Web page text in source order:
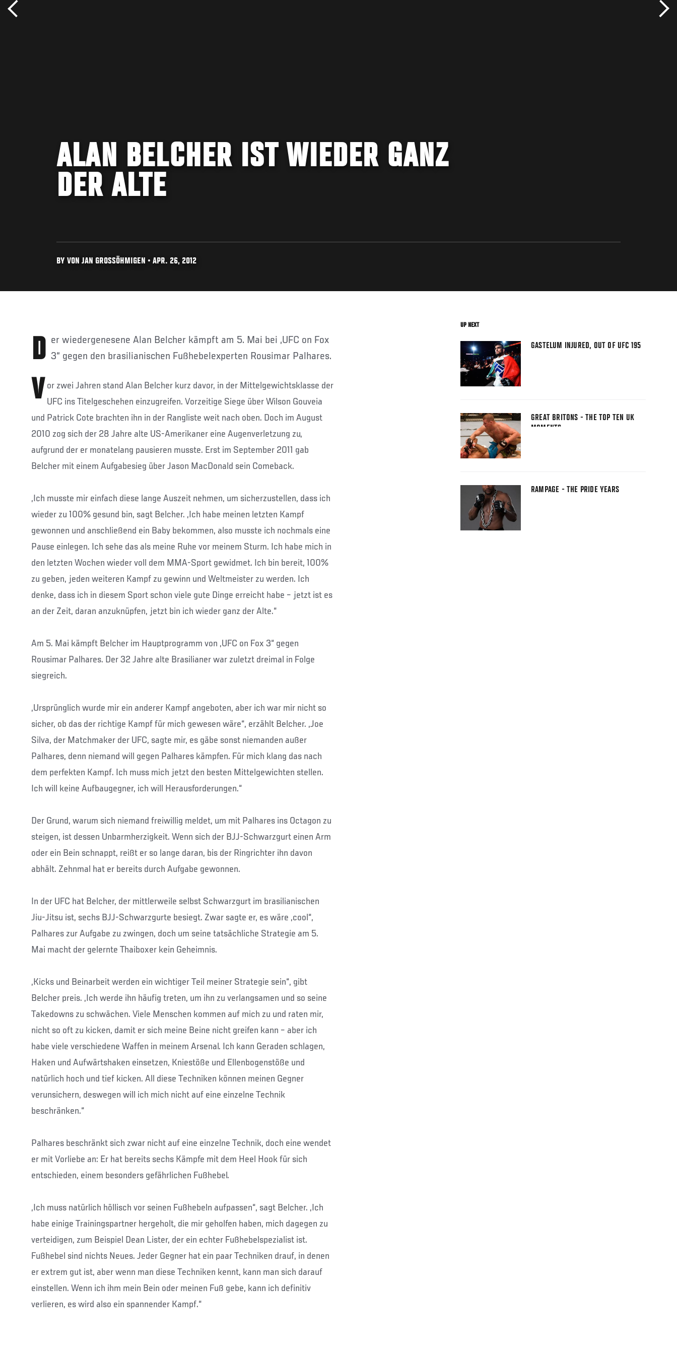
ALAN BELCHER IST WIEDER GANZ
DER ALTE
BY VON JAN GROSSÖHMIGEN • APR. 26, 2012
Der wiedergenesene Alan Belcher kämpft am 5. Mai bei „UFC on Fox 3“ gegen den brasilianischen Fußhebelexperten Rousimar Palhares.
V or zwei Jahren stand Alan Belcher kurz davor, in der Mittelgewichtsklasse der
UFC ins Titelgeschehen einzugreifen. Vorzeitige Siege über Wilson Gouveia
und Patrick Cote brachten ihn in der Rangliste weit nach oben. Doch im August
2010 zog sich der 28 Jahre alte US-Amerikaner eine Augenverletzung zu,
aufgrund der er monatelang pausieren musste. Erst im September 2011 gab
Belcher mit einem Aufgabesieg über Jason MacDonald sein Comeback.
„Ich musste mir einfach diese lange Auszeit nehmen, um sicherzustellen, dass ich
wieder zu 100% gesund bin, sagt Belcher. „Ich habe meinen letzten Kampf
gewonnen und anschließend ein Baby bekommen, also musste ich nochmals eine
Pause einlegen. Ich sehe das als meine Ruhe vor meinem Sturm. Ich habe mich in
den letzten Wochen wieder voll dem MMA-Sport gewidmet. Ich bin bereit, 100%
zu geben, jeden weiteren Kampf zu gewinn und Weltmeister zu werden. Ich
denke, dass ich in diesem Sport schon viele gute Dinge erreicht habe – jetzt ist es
an der Zeit, daran anzuknüpfen, jetzt bin ich wieder ganz der Alte.“
Am 5. Mai kämpft Belcher im Hauptprogramm von „UFC on Fox 3“ gegen
Rousimar Palhares. Der 32 Jahre alte Brasilianer war zuletzt dreimal in Folge
siegreich.
„Ursprünglich wurde mir ein anderer Kampf angeboten, aber ich war mir nicht so
sicher, ob das der richtige Kampf für mich gewesen wäre“, erzählt Belcher. „Joe
Silva, der Matchmaker der UFC, sagte mir, es gäbe sonst niemanden außer
Palhares, denn niemand will gegen Palhares kämpfen. Für mich klang das nach
dem perfekten Kampf. Ich muss mich jetzt den besten Mittelgewichten stellen.
Ich will keine Aufbaugegner, ich will Herausforderungen.“
Der Grund, warum sich niemand freiwillig meldet, um mit Palhares ins Octagon zu
steigen, ist dessen Unbarmherzigkeit. Wenn sich der BJJ-Schwarzgurt einen Arm
oder ein Bein schnappt, reißt er so lange daran, bis der Ringrichter ihn davon
abhält. Zehnmal hat er bereits durch Aufgabe gewonnen.
In der UFC hat Belcher, der mittlerweile selbst Schwarzgurt im brasilianischen
Jiu-Jitsu ist, sechs BJJ-Schwarzgurte besiegt. Zwar sagte er, es wäre „cool“,
Palhares zur Aufgabe zu zwingen, doch um seine tatsächliche Strategie am 5.
Mai macht der gelernte Thaiboxer kein Geheimnis.
„Kicks und Beinarbeit werden ein wichtiger Teil meiner Strategie sein“, gibt
Belcher preis. „Ich werde ihn häufig treten, um ihn zu verlangsamen und so seine
Takedowns zu schwächen. Viele Menschen kommen auf mich zu und raten mir,
nicht so oft zu kicken, damit er sich meine Beine nicht greifen kann – aber ich
habe viele verschiedene Waffen in meinem Arsenal. Ich kann Geraden schlagen,
Haken und Aufwärtshaken einsetzen, Kniestöße und Ellenbogenstöße und
natürlich hoch und tief kicken. All diese Techniken können meinen Gegner
verunsichern, deswegen will ich mich nicht auf eine einzelne Technik
beschränken.“
Palhares beschränkt sich zwar nicht auf eine einzelne Technik, doch eine wendet
er mit Vorliebe an: Er hat bereits sechs Kämpfe mit dem Heel Hook für sich
entschieden, einem besonders gefährlichen Fußhebel.
„Ich muss natürlich höllisch vor seinen Fußhebeln aufpassen“, sagt Belcher. „Ich
habe einige Trainingspartner hergeholt, die mir geholfen haben, mich dagegen zu
verteidigen, zum Beispiel Dean Lister, der ein echter Fußhebelspezialist ist.
Fußhebel sind nichts Neues. Jeder Gegner hat ein paar Techniken drauf, in denen
er extrem gut ist, aber wenn man diese Techniken kennt, kann man sich darauf
einstellen. Wenn ich ihm mein Bein oder meinen Fuß gebe, kann ich definitiv
verlieren, es wird also ein spannender Kampf.“
UP NEXT
GASTELUM INJURED, OUT OF UFC 195
GREAT BRITONS - THE TOP TEN UK
MOMENTS
RAMPAGE - THE PRIDE YEARS